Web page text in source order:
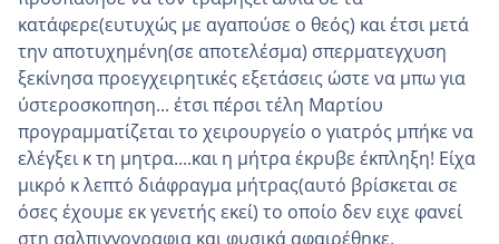
κατάφερε(ευτυχώς με αγαπούσε ο θεός) και έτσι μετά
την αποτυχημένη(σε αποτελέσμα) σπερματεγχυση
ξεκίνησα προεγχειρητικές εξετάσεις ώστε να μπω για
ύστεροσκοπηση... έτσι πέρσι τέλη Μαρτίου
προγραμματίζεται το χειρουργείο ο γιατρός μπήκε να
ελέγξει κ τη μητρα....και η μήτρα έκρυβε έκπληξη! Είχα
μικρό κ λεπτό διάφραγμα μήτρας(αυτό βρίσκεται σε
όσες έχουμε εκ γενετής εκεί) το οποίο δεν ειχε φανεί
στη σαλπιγγογραφια και φυσικά αφαιρέθηκε.